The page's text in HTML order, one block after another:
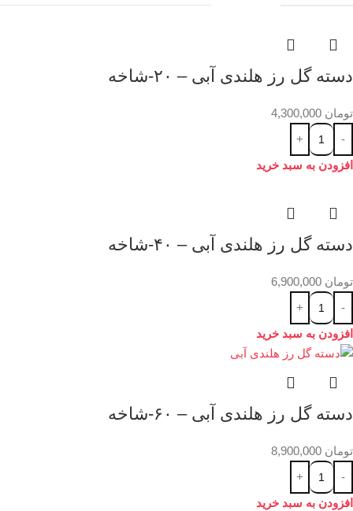
دسته گل رز هلندی آبی – ۲۰-شاخه
تومان
افزودن به سبد خرید
دسته گل رز هلندی آبی – ۴۰-شاخه
تومان
افزودن به سبد خرید
دسته گل رز هلندی آبی – ۶۰-شاخه
تومان
افزودن به سبد خرید